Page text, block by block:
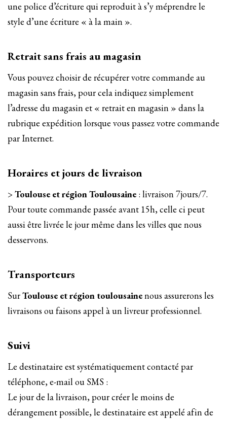
une police d’écriture qui reproduit à s’y méprendre le
style d’une écriture « à la main ».
Retrait sans frais au magasin
Vous pouvez choisir de récupérer votre commande au
magasin sans frais, pour cela indiquez simplement
l’adresse du magasin et « retrait en magasin » dans la
rubrique expédition lorsque vous passez votre commande
par Internet.
Horaires et jours de livraison
> Toulouse et région Toulousaine : livraison 7jours/7.
Pour toute commande passée avant 15h, celle ci peut
aussi être livrée le jour même dans les villes que nous
desservons.
Transporteurs
SurToulouse et région toulousainenous assurerons les
livraisons ou faisons appel à un livreur professionnel.
Suivi
Le destinataire est systématiquement contacté par
téléphone, e-mail ou SMS :
Le jour de la livraison, pour créer le moins de
dérangement possible, le destinataire est appelé afin de